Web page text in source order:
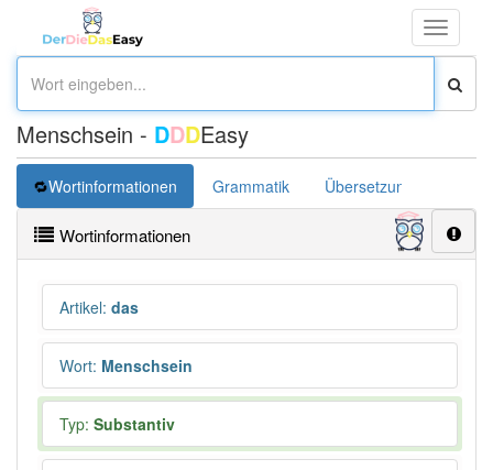
Toggle
Menschsein - DDDEasy
Wortinformationen Grammatik Übersetzung
Wortinformationen
Artikel: das
Wort: Menschsein
Typ: Substantiv